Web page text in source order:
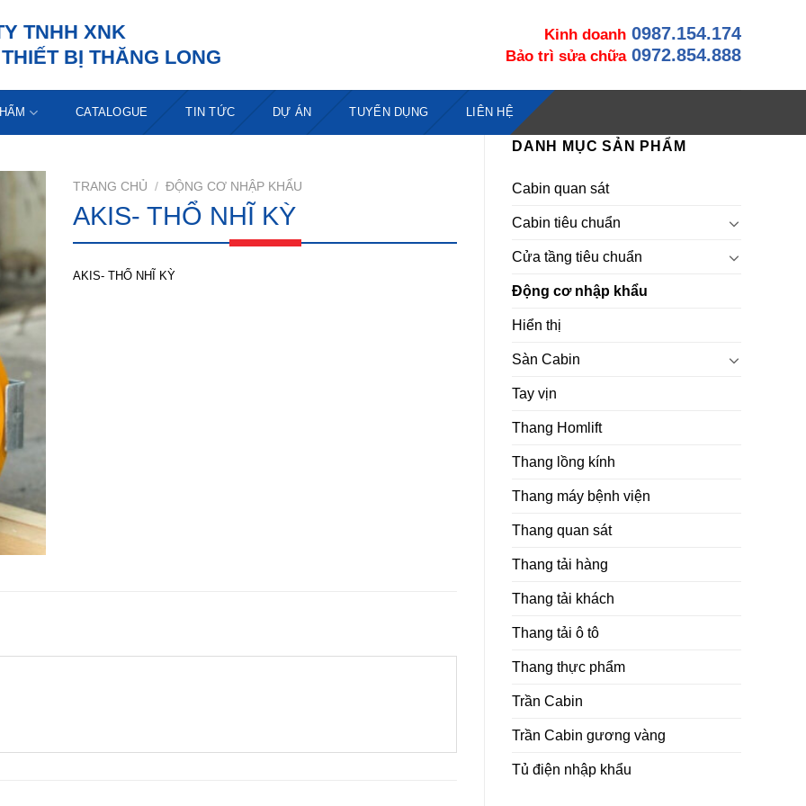
TNHH XNK
BỊ THĂNG LONG
Kinh doanh 0987.154.174
Bảo trì sửa chữa 0972.854.888
CATALOGUE TIN TỨC DỰ ÁN TUYỂN DỤNG LIÊN HỆ
DANH MỤC SẢN PHẨM
Cabin quan sát
Cabin tiêu chuẩn
Cửa tầng tiêu chuẩn
Động cơ nhập khẩu
Hiển thị
Sàn Cabin
Tay vịn
Thang Homlift
Thang lồng kính
Thang máy bệnh viện
Thang quan sát
Thang tải hàng
Thang tải khách
Thang tải ô tô
Thang thực phẩm
Trần Cabin
Trần Cabin gương vàng
Tủ điện nhập khẩu
TRANG CHỦ / ĐỘNG CƠ NHẬP KHẨU
AKIS- THỔ NHĨ KỲ
AKIS- THỔ NHĨ KỲ